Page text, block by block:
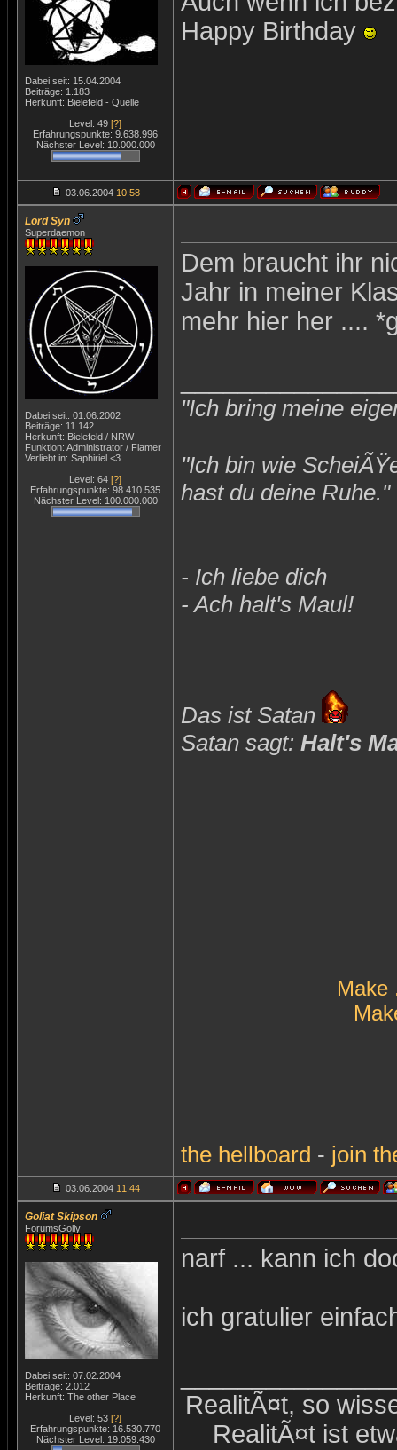
Dabei seit: 15.04.2004
Beiträge: 1.183
Herkunft: Bielefeld - Quelle
Level: 49 [?]
Erfahrungspunkte: 9.638.996
Nächster Level: 10.000.000
Happy Birthday
03.06.2004 10:58
Lord Syn
Superdaemon
Dabei seit: 01.06.2002
Beiträge: 11.142
Herkunft: Bielefeld / NRW
Funktion: Administrator / Flamer
Verliebt in: Saphiriel <3
Level: 64 [?]
Erfahrungspunkte: 98.410.535
Nächster Level: 100.000.000
Dem braucht ihr
Jahr in meiner
mehr hier her ....
"Ich bring meine
"Ich bin wie
hast du deine
- Ich liebe dich
- Ach halt's Maul!
Das ist Satan
Satan sagt: Halt's
Make
the hellboard - join
03.06.2004 11:44
Goliat Skipson
ForumsGolly
Dabei seit: 07.02.2004
Beiträge: 2.012
Herkunft: The other Place
Level: 53 [?]
Erfahrungspunkte: 16.530.770
Nächster Level: 19.059.430
narf ... kann ich
ich gratulier
RealitÃ¤t, so
RealitÃ¤t ist